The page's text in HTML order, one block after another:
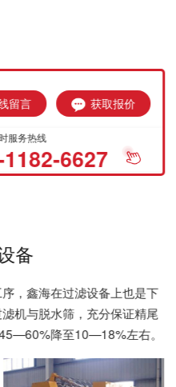
留言 获取报价
服务热线
6627
备
，鑫海在过滤设备上也是下
机与脱水筛，充分保证精尾
降至10—18%左右。